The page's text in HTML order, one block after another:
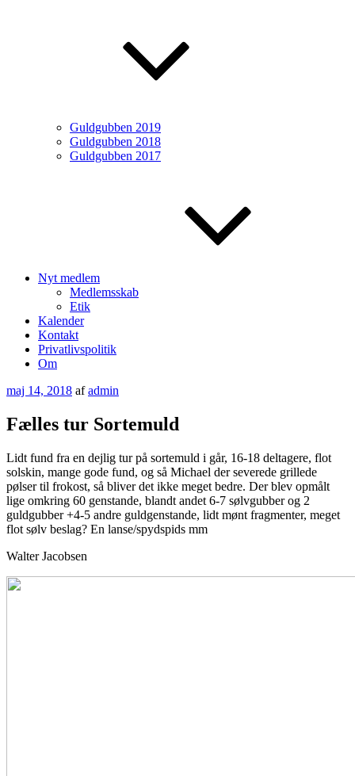
Guldgubben 2019
Guldgubben 2018
Guldgubben 2017
Nyt medlem
Medlemsskab
Etik
Kalender
Kontakt
Privatlivspolitik
Om
Udgivet
maj 14, 2018 afadmin
Fælles tur Sortemuld
Lidt fund fra en dejlig tur på sortemuld i går, 16-18 deltagere, flot
solskin, mange gode fund, og så Michael der severede grillede
pølser til frokost, så bliver det ikke meget bedre. Der blev opmålt
lige omkring 60 genstande, blandt andet 6-7 sølvgubber og 2
guldgubber +4-5 andre guldgenstande, lidt mønt fragmenter, meget
flot sølv beslag? En lanse/spydspids mm
Walter Jacobsen